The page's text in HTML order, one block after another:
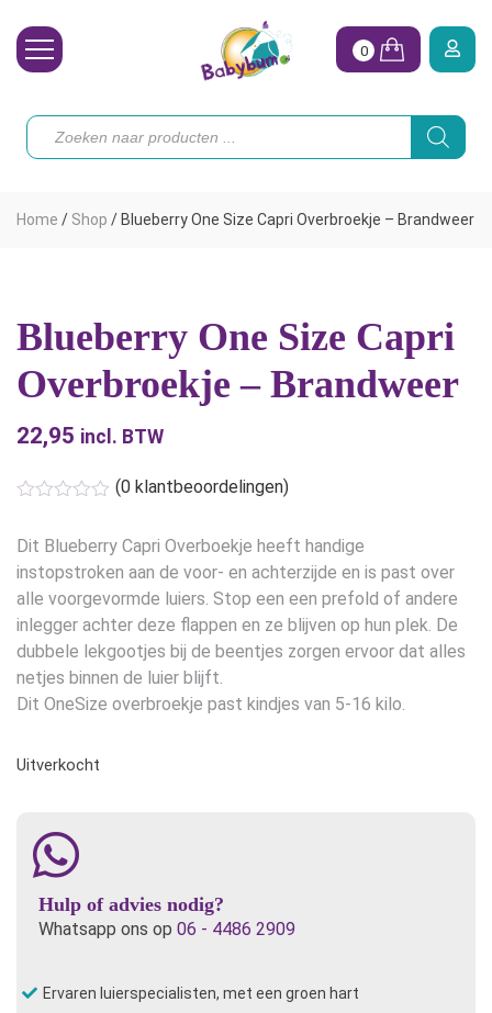
Toebehoren
Onze merken
Hoe begin ik?
0
Producten
zoeken
Home / Shop / Blueberry One Size Capri Overbroekje – Brandweer
Blueberry One Size Capri
Overbroekje – Brandweer
22,95 incl. BTW
(0 klantbeoordelingen)
Dit Blueberry Capri Overboekje heeft handige
instopstroken aan de voor- en achterzijde en is past over
alle voorgevormde luiers. Stop een een prefold of andere
inlegger achter deze flappen en ze blijven op hun plek. De
dubbele lekgootjes bij de beentjes zorgen ervoor dat alles
netjes binnen de luier blijft.
Dit OneSize overbroekje past kindjes van 5-16 kilo.
Uitverkocht
Hulp of advies nodig?
Whatsapp ons op 06 - 4486 2909
Ervaren luierspecialisten, met een groen hart